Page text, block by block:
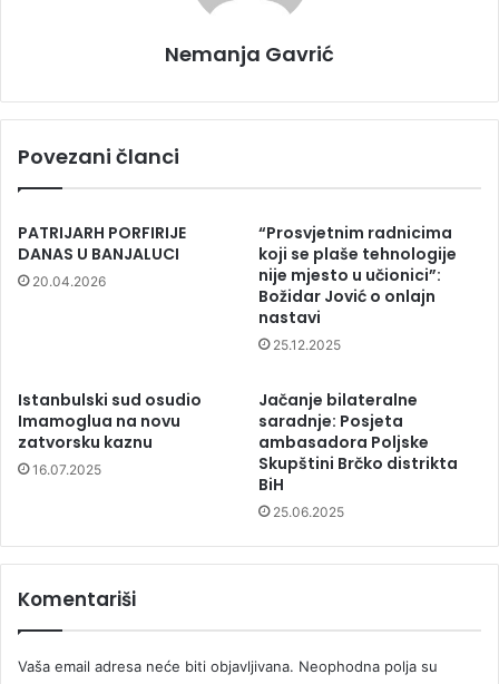
Nemanja Gavrić
Povezani članci
PATRIJARH PORFIRIJE
DANAS U BANJALUCI
20.04.2026
“Prosvjetnim radnicima
koji se plaše tehnologije
nije mjesto u učionici”:
Božidar Jović o onlajn
nastavi
25.12.2025
Istanbulski sud osudio
Imamoglua na novu
zatvorsku kaznu
16.07.2025
Jačanje bilateralne
saradnje: Posjeta
ambasadora Poljske
Skupštini Brčko distrikta
BiH
25.06.2025
Komentariši
Vaša email adresa neće biti objavljivana. Neophodna polja su